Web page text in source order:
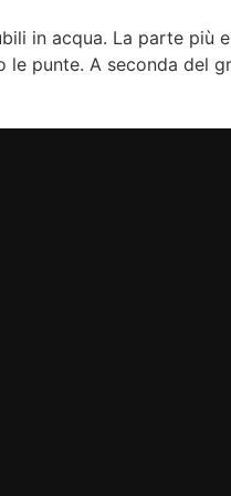
in acqua. La parte più
punte. A seconda del